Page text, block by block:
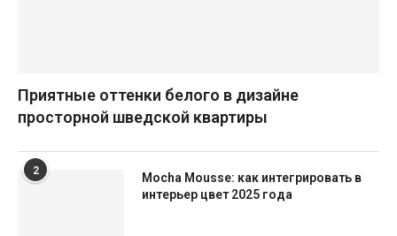
Приятные оттенки белого в дизайне
просторной шведской квартиры
2
Mocha Mousse: как интегрировать в
интерьер цвет 2025 года